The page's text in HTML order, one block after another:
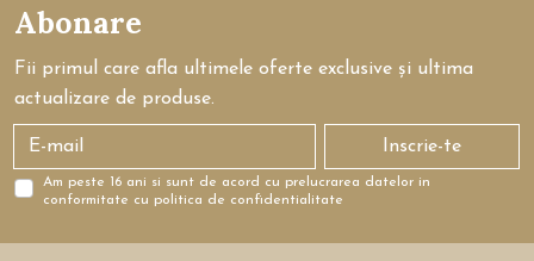
Abonare
Fii primul care afla ultimele oferte exclusive și ultima
actualizare de produse.
Inscrie-te
Am peste 16 ani si sunt de acord cu prelucrarea datelor in
conformitate cu politica de confidentialitate